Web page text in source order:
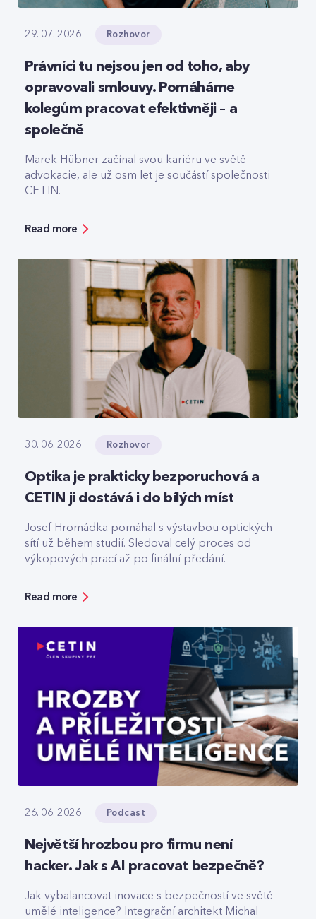
29. 07. 2026 Rozhovor
Právníci tu nejsou jen od toho, aby
opravovali smlouvy. Pomáháme
kolegům pracovat efektivněji – a
společně
Marek Hübner začínal svou kariéru ve světě
advokacie, ale už osm let je součástí společnosti
CETIN.
Read more
30. 06. 2026 Rozhovor
Optika je prakticky bezporuchová a
CETIN ji dostává i do bílých míst
Josef Hromádka pomáhal s výstavbou optických
sítí už během studií. Sledoval celý proces od
výkopových prací až po finální předání.
Read more
26. 06. 2026 Podcast
Největší hrozbou pro firmu není
hacker. Jak s AI pracovat bezpečně?
Jak vybalancovat inovace s bezpečností ve světě
umělé inteligence? Integrační architekt Michal